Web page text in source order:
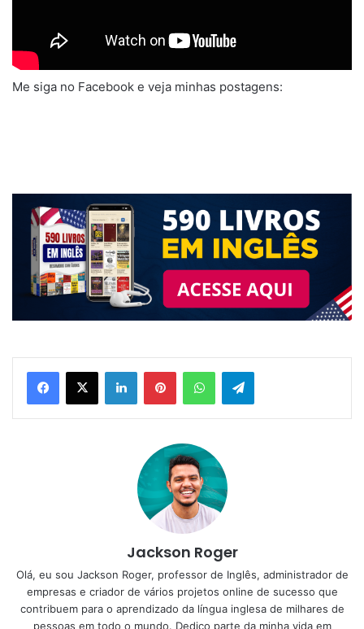
Me siga no Facebook e veja minhas postagens:
LinkedinPinterestWhatsAppTelegram
Jackson Roger
Olá, eu sou Jackson Roger, professor de Inglês, administrador de
empresas e criador de vários projetos online de sucesso que
contribuem para o aprendizado da língua inglesa de milhares de
pessoas em todo o mundo. Dedico parte da minha vida em